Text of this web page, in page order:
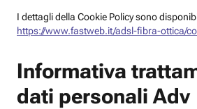
I dettagli della Cookie Policy sono
https://www.fastweb.it/adsl-fibra-ottica/
Informativa
dati personali Adv